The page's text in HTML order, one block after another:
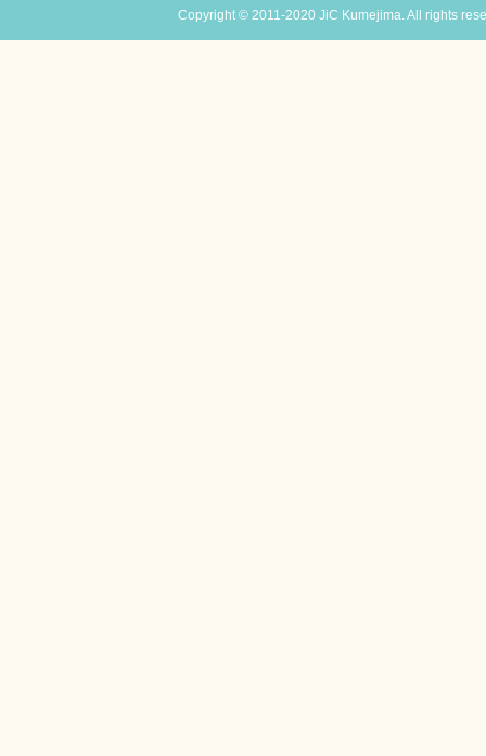
Copyright © 2011-2020 JiC Kumejima. All rights